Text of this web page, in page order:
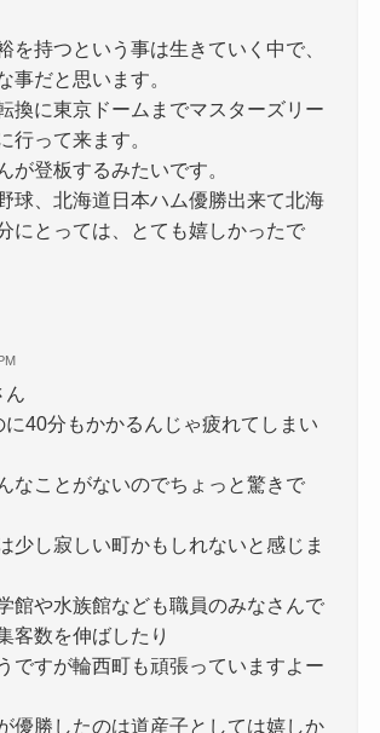
を持つという事は生きていく中で、
事だと思います。
換に東京ドームまでマスターズリー
行って来ます。
が登板するみたいです。
球、北海道日本ハム優勝出来て北海
にとっては、とても嬉しかったで
ん
40分もかかるんじゃ疲れてしまい
なことがないのでちょっと驚きで
少し寂しい町かもしれないと感じま
館や水族館なども職員のみなさんで
客数を伸ばしたり
ですが輪西町も頑張っていますよー
優勝したのは道産子としては嬉しか